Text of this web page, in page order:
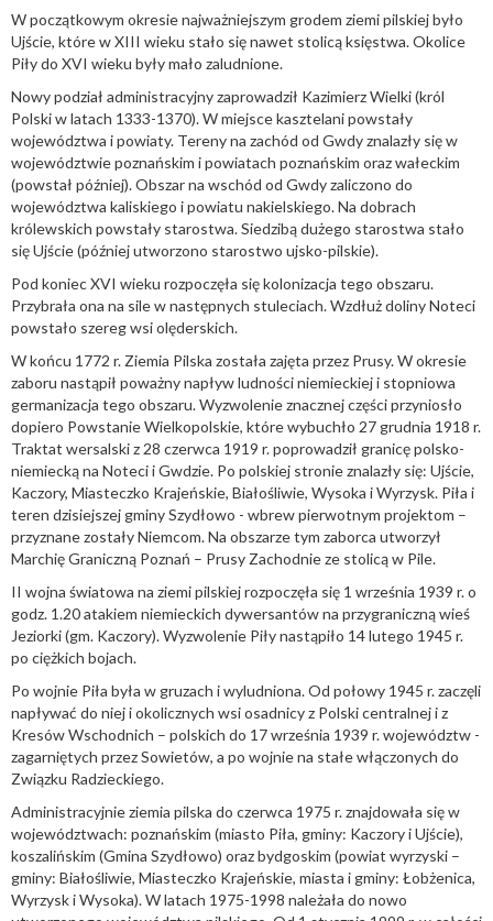
W początkowym okresie najważniejszym grodem ziemi pilskiej było
Ujście, które w XIII wieku stało się nawet stolicą księstwa. Okolice
Piły do XVI wieku były mało zaludnione.
Nowy podział administracyjny zaprowadził Kazimierz Wielki (król
Polski w latach 1333-1370). W miejsce kasztelani powstały
województwa i powiaty. Tereny na zachód od Gwdy znalazły się w
województwie poznańskim i powiatach poznańskim oraz wałeckim
(powstał później). Obszar na wschód od Gwdy zaliczono do
województwa kaliskiego i powiatu nakielskiego. Na dobrach
królewskich powstały starostwa. Siedzibą dużego starostwa stało
się Ujście (później utworzono starostwo ujsko-pilskie).
Pod koniec XVI wieku rozpoczęła się kolonizacja tego obszaru.
Przybrała ona na sile w następnych stuleciach. Wzdłuż doliny Noteci
powstało szereg wsi olęderskich.
W końcu 1772 r. Ziemia Pilska została zajęta przez Prusy. W okresie
zaboru nastąpił poważny napływ ludności niemieckiej i stopniowa
germanizacja tego obszaru. Wyzwolenie znacznej części przyniosło
dopiero Powstanie Wielkopolskie, które wybuchło 27 grudnia 1918 r.
Traktat wersalski z 28 czerwca 1919 r. poprowadził granicę polsko-
niemiecką na Noteci i Gwdzie. Po polskiej stronie znalazły się: Ujście,
Kaczory, Miasteczko Krajeńskie, Białośliwie, Wysoka i Wyrzysk. Piła i
teren dzisiejszej gminy Szydłowo - wbrew pierwotnym projektom –
przyznane zostały Niemcom. Na obszarze tym zaborca utworzył
Marchię Graniczną Poznań – Prusy Zachodnie ze stolicą w Pile.
II wojna światowa na ziemi pilskiej rozpoczęła się 1 września 1939 r. o
godz. 1.20 atakiem niemieckich dywersantów na przygraniczną wieś
Jeziorki (gm. Kaczory). Wyzwolenie Piły nastąpiło 14 lutego 1945 r.
po ciężkich bojach.
Po wojnie Piła była w gruzach i wyludniona. Od połowy 1945 r. zaczęli
napływać do niej i okolicznych wsi osadnicy z Polski centralnej i z
Kresów Wschodnich – polskich do 17 września 1939 r. województw -
zagarniętych przez Sowietów, a po wojnie na stałe włączonych do
Związku Radzieckiego.
Administracyjnie ziemia pilska do czerwca 1975 r. znajdowała się w
województwach: poznańskim (miasto Piła, gminy: Kaczory i Ujście),
koszalińskim (Gmina Szydłowo) oraz bydgoskim (powiat wyrzyski –
gminy: Białośliwie, Miasteczko Krajeńskie, miasta i gminy: Łobżenica,
Wyrzysk i Wysoka). W latach 1975-1998 należała do nowo